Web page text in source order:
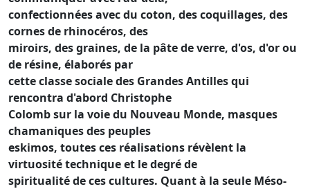
confectionnées avec du coton, des coquillages, des
cornes de rhinocéros, des
miroirs, des graines, de la pâte de verre, d'os, d'or ou
de résine, élaborés par
cette classe sociale des Grandes Antilles qui
rencontra d'abord Christophe
Colomb sur la voie du Nouveau Monde, masques
chamaniques des peuples
eskimos, toutes ces réalisations révèlent la
virtuosité technique et le degré de
spiritualité de ces cultures. Quant à la seule Méso-